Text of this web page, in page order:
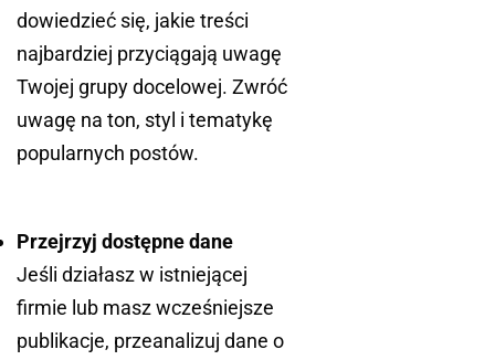
dowiedzieć się, jakie treści
najbardziej przyciągają uwagę
Twojej grupy docelowej. Zwróć
uwagę na ton, styl i tematykę
popularnych postów.
Przejrzyj dostępne dane
Jeśli działasz w istniejącej
firmie lub masz wcześniejsze
publikacje, przeanalizuj dane o